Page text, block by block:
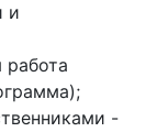
и
работа
-